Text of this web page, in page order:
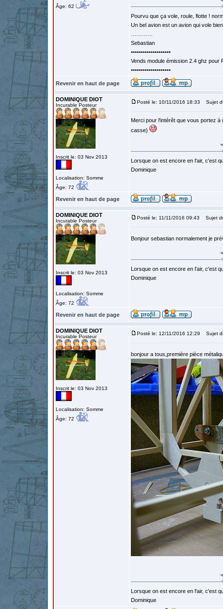
Âge: 62
Pourvu que ça vole, roule, flotte !
Un bel avion est un avion qui vole
Sebastian
••••••••••••••••••••
Vends module émission 2.4 ghz
••••••••••••••••••••
Revenir en haut de page
DOMINIQUE DIOT
Incurable Posteur
Inscrit le: 03 Nov 2013
Localisation: Somme
Âge: 72
Posté le: 10/11/2016 18:33 Sujet
Merci pour l'intérêt que vous portez
casse)
Lorsque on est encore en l'air, c'est
Dominique
Revenir en haut de page
DOMINIQUE DIOT
Incurable Posteur
Inscrit le: 03 Nov 2013
Localisation: Somme
Âge: 72
Posté le: 11/11/2016 09:43 Sujet
Bonjour sebastian normalement je
Lorsque on est encore en l'air, c'est
Dominique
Revenir en haut de page
DOMINIQUE DIOT
Incurable Posteur
Inscrit le: 03 Nov 2013
Localisation: Somme
Âge: 72
Posté le: 12/11/2016 12:29 Sujet
bonjour a tous,première pièce
Lorsque on est encore en l'air, c'est
Dominique